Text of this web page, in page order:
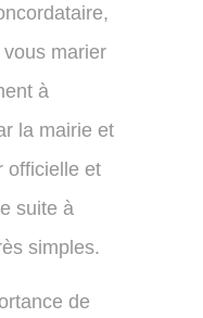
marier
à
la mairie et
officielle et
suite à
simples.
de